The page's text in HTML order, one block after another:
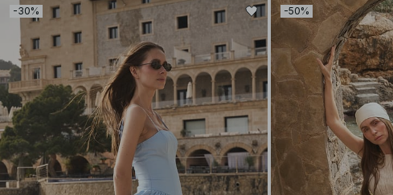
Jassen & Jacks
Blazers
Broeken
Jeans
Binnenkort beschikbaar
Hoeden & Petten
Haaraccessoires
Handschoenen
-30% -50%